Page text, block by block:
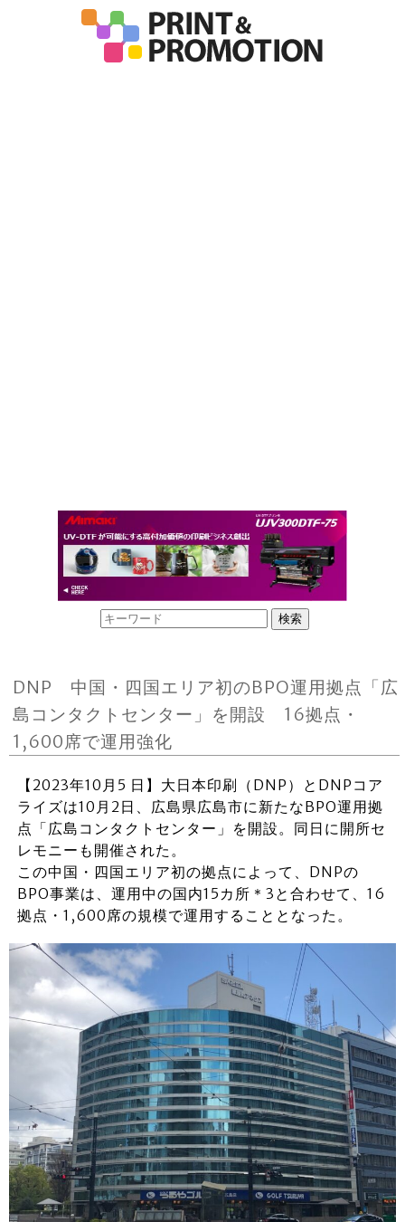
DNP 中国・四国エリア初のBPO運用拠点「広
島コンタクトセンター」を開設 16拠点・
1,600席で運用強化
【2023年10月5 日】大日本印刷（DNP）とDNPコア
ライズは10月2日、広島県広島市に新たなBPO運用拠
点「広島コンタクトセンター」を開設。同日に開所セ
レモニーも開催された。
この中国・四国エリア初の拠点によって、DNPの
BPO事業は、運用中の国内15カ所＊3と合わせて、16
拠点・1,600席の規模で運用することとなった。